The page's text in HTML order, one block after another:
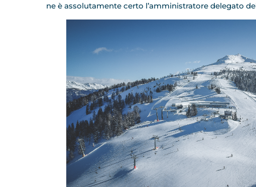
ne è assolutamente certo l’amministratore delegato